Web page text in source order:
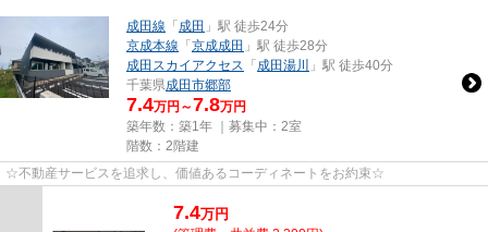
成田線 「成田 」駅 徒歩24分
京成本線 「京成成田 」駅 徒歩28分
成田スカイアクセス
「成田湯川
」駅 徒歩40分
千葉県成田市郷部
7.4万円～7.8万円
築年数：築1年 ｜募集中： 2室
階数：2階建
☆不動産サービスを追求し、価値あるコーディネートをお約束☆
7.4万円